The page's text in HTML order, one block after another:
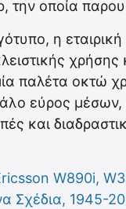
την οποία
η
χρήσης
παλέτα οκτώ
εύρος μέσων,
και
W890i,
Σχέδια, 1945-